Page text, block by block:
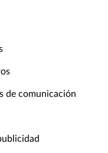
de comunicación